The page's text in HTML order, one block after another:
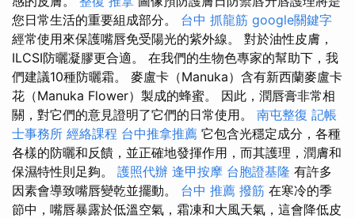
您日常生活的重要組成部分。 台中 抓龍筋 google關鍵字
經常使用來保護嘴唇免受陽光的紫外線。 對於油性皮膚，
ILCSI防曬凝膠更合適。 在我們的生物色專家的幫助下，我
們建議10種防曬霜。 麥盧卡（Manuka）含有新西蘭麥盧卡
花（Manuka Flower）製成的蜂蜜。 因此，潤唇膏非常相
關，對它們的意見證明了它們的日常使用。 南屯整復 記帳
士事務所 經絡課程 台中推拿推薦 它包含光穩定成分，各種
各樣的防曬和反饋，並正確地發揮作用，而其護理，潤膚和
保濕特性則足夠。 護照代辦 逢甲按摩 台胞證基隆 有許多
因素會導致嘴唇變乾並擺動。 台中 推薦 撥筋 在寒冷的季
節中，嘴唇暴露於低溫空氣，霜凍和大風天氣，這會降低皮